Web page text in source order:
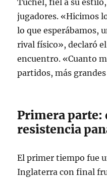
jugadores. «Hicimos
lo que esperábamos,
rival físico», declaró
encuentro. «Cuanto
partidos, más
Primera
resistencia
El primer tiempo fue
Inglaterra con final